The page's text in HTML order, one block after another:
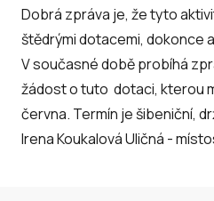
Dobrá zpráva je, že tyto
štědrými dotacemi, dokonce
V současné době probíhá
žádost o tuto dotaci, kterou
června. Termín je šibeniční,
Irena Koukalová Uličná -